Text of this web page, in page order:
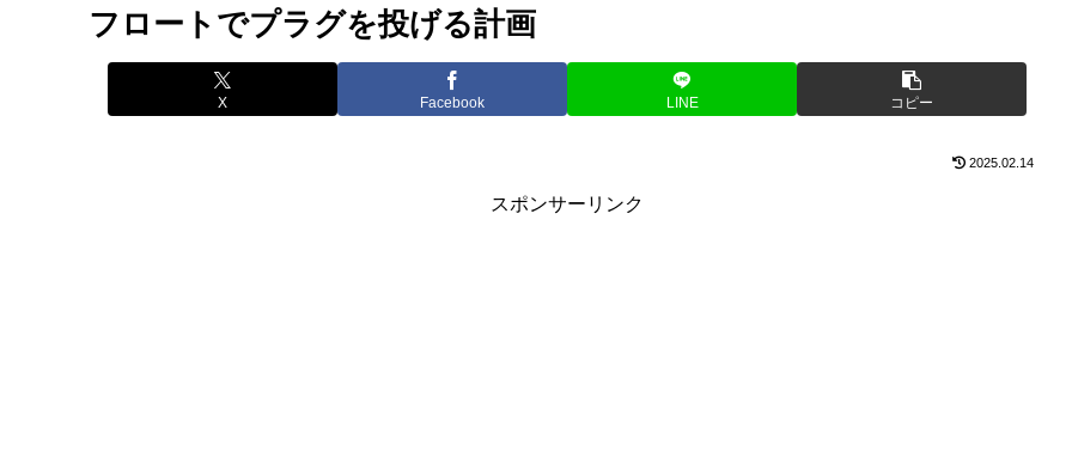
フロートでプラグを投げる計画
X Facebook LINE コピー
2025.02.14
スポンサーリンク